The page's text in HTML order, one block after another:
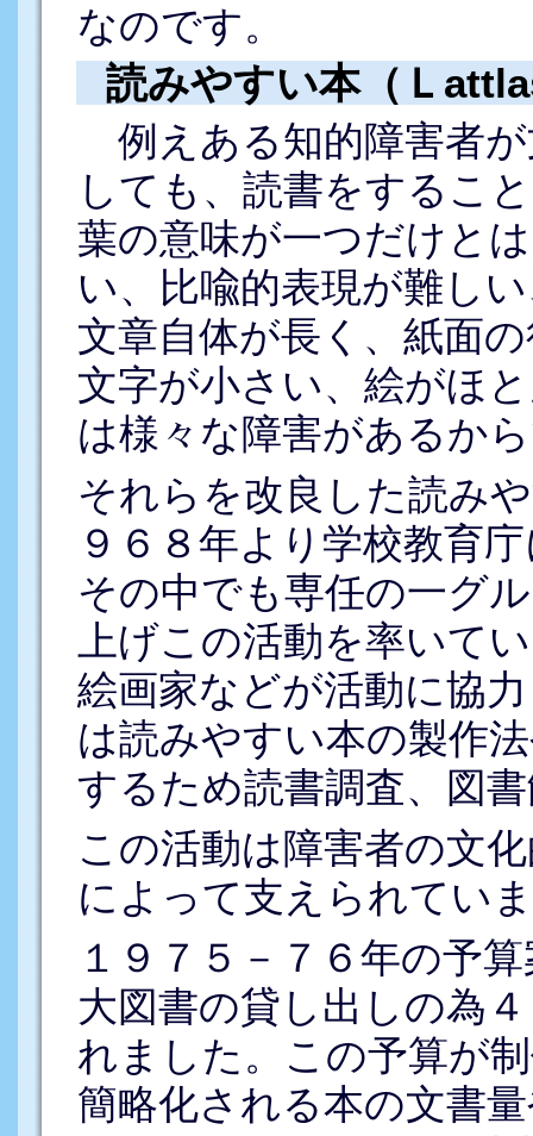
なのです。
読みやすい本（Ｌ
例えある知的障害者
しても、読書をするこ
葉の意味が一つだけと
い、比喩的表現が難し
文章自体が長く、紙面
文字が小さい、絵がほ
は様々な障害があるか
それらを改良した読み
９６８年より学校教育
その中でも専任の一グ
上げこの活動を率いて
絵画家などが活動に協
は読みやすい本の製作
するため読書調査、図
この活動は障害者の文
によって支えられてい
１９７５－７６年の予
大図書の貸し出しの為
れました。この予算が
簡略化される本の文書